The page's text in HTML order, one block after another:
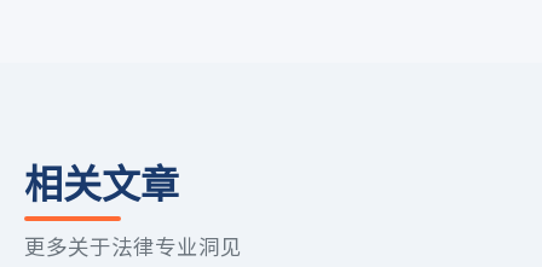
相关文章
更多关于法律专业洞见